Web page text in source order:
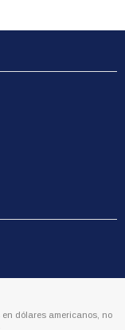
en dólares americanos, no